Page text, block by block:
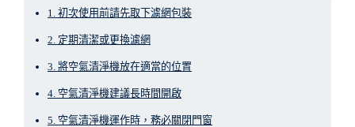
1. 初次使用前請先取下濾網包裝
2. 定期清潔或更換濾網
3. 將空氣清淨機放在適當的位置
4. 空氣清淨機建議長時間開啟
5. 空氣清淨機運作時，務必關閉門窗